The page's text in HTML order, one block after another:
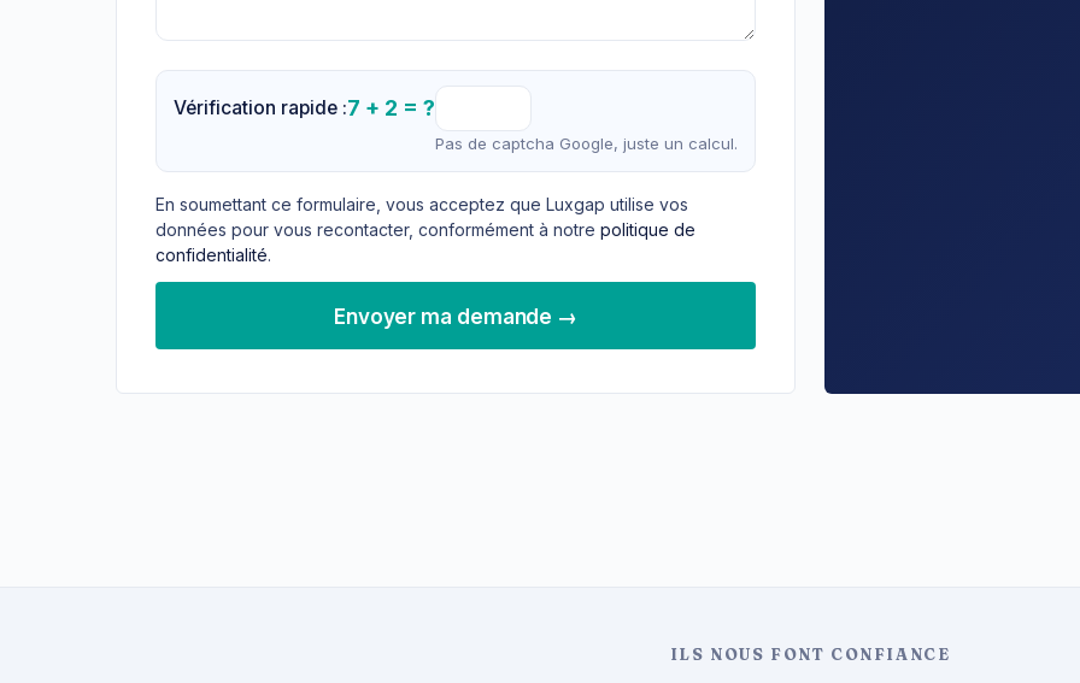
Vérification rapide :7 + 2 = ?
Pas de captcha Google, juste un calcul.
En soumettant ce formulaire, vous acceptez que Luxgap utilise vos
données pour vous recontacter, conformément à notre politique de
confidentialité.
Envoyer ma demande →
ILS NOUS FONT CONFIANCE